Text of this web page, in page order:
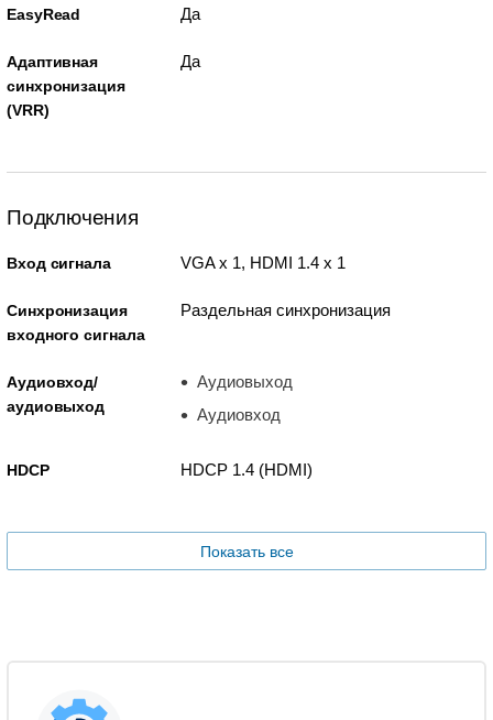
EasyRead Да
Адаптивная
синхронизация
(VRR)
Да
Подключения
Вход сигнала VGA x 1, HDMI 1.4 x 1
Синхронизация
входного сигнала
Раздельная синхронизация
Аудиовход/
аудиовыход
Аудиовыход
Аудиовход
HDCP HDCP 1.4 (HDMI)
Показать все